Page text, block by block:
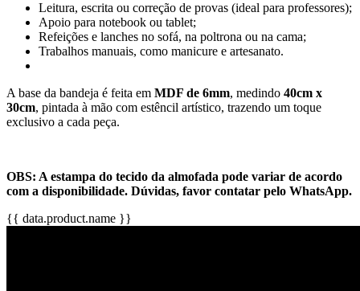
Leitura, escrita ou correção de provas (ideal para professores);
Apoio para notebook ou tablet;
Refeições e lanches no sofá, na poltrona ou na cama;
Trabalhos manuais, como manicure e artesanato.
A base da bandeja é feita em MDF de 6mm, medindo 40cm x
30cm, pintada à mão com estêncil artístico, trazendo um toque
exclusivo a cada peça.
OBS: A estampa do tecido da almofada pode variar de acordo
com a disponibilidade. Dúvidas, favor contatar pelo WhatsApp.
{{ data.product.name }}